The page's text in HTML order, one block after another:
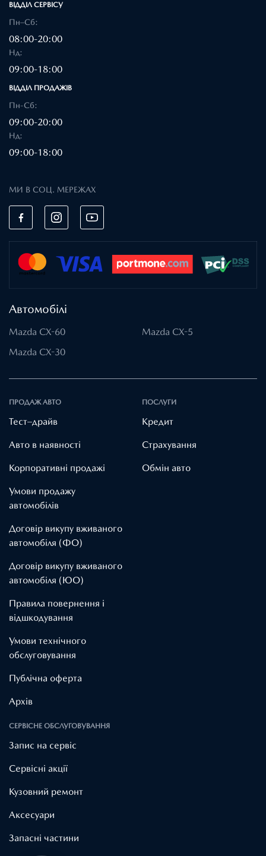
ВІДДІЛ CЕРВІСУ
Пн–Сб:
08:00-20:00
Нд:
09:00-18:00
ВІДДІЛ ПРОДАЖІВ
Пн-Сб:
09:00-20:00
Нд:
09:00-18:00
МИ В СОЦ. МЕРЕЖАХ
Автомобілі
Mazda CX-60
Mazda CX-5
Mazda CX-30
ПРОДАЖ АВТО
Тест–драйв
Авто в наявності
Корпоративні продажі
Умови продажу
автомобілів
Договір викупу вживаного
автомобіля (ФО)
Договір викупу вживаного
автомобіля (ЮО)
Правила повернення і
відшкодування
Умови технічного
обслуговування
Публічна оферта
Архів
ПОСЛУГИ
Кредит
Страхування
Обмін авто
СЕРВІСНЕ ОБСЛУГОВУВАННЯ
Запис на сервіс
Cервісні акції
Кузовний ремонт
Аксесуари
Запасні частини